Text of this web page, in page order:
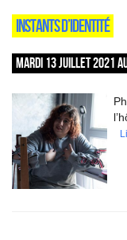
INSTANTS D’IDENTITÉ
MARDI 13 JUILLET 2021